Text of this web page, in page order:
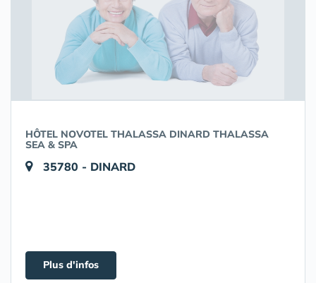
HÔTEL NOVOTEL THALASSA DINARD THALASSA
SEA & SPA
35780 - DINARD
Plus d'infos